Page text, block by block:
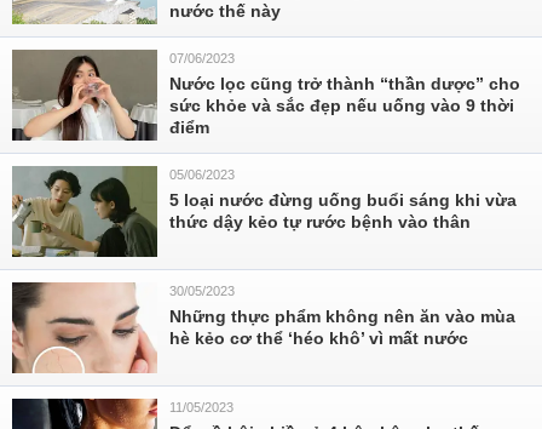
nước thế này
07/06/2023
Nước lọc cũng trở thành “thần dược” cho
sức khỏe và sắc đẹp nếu uống vào 9 thời
điểm
05/06/2023
5 loại nước đừng uống buổi sáng khi vừa
thức dậy kẻo tự rước bệnh vào thân
30/05/2023
Những thực phẩm không nên ăn vào mùa
hè kẻo cơ thể ‘héo khô’ vì mất nước
11/05/2023